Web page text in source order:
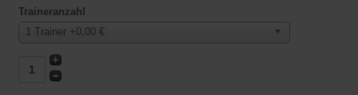
Traineranzahl
1 Trainer +0,00 €